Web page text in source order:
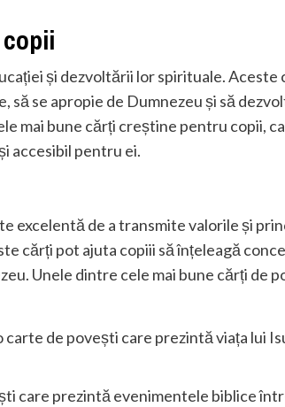
și dezvoltării lor spirituale. Aceste
se apropie de Dumnezeu și să
mai bune cărți creștine pentru copii,
accesibil pentru ei.
excelentă de a transmite valorile și
cărți pot ajuta copiii să înțeleagă
Unele dintre cele mai bune cărți de
carte de povești care prezintă viața lui
care prezintă evenimentele biblice